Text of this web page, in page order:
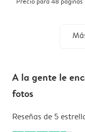
A la gente le
fotos
Reseñas de 5